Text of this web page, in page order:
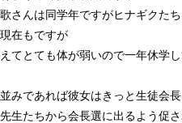
さんは同学年ですがヒナギクたち
在もですが
てとても体が弱いので一年休学し
みであれば彼女はきっと生徒会長
生たちから会長選に出るよう促